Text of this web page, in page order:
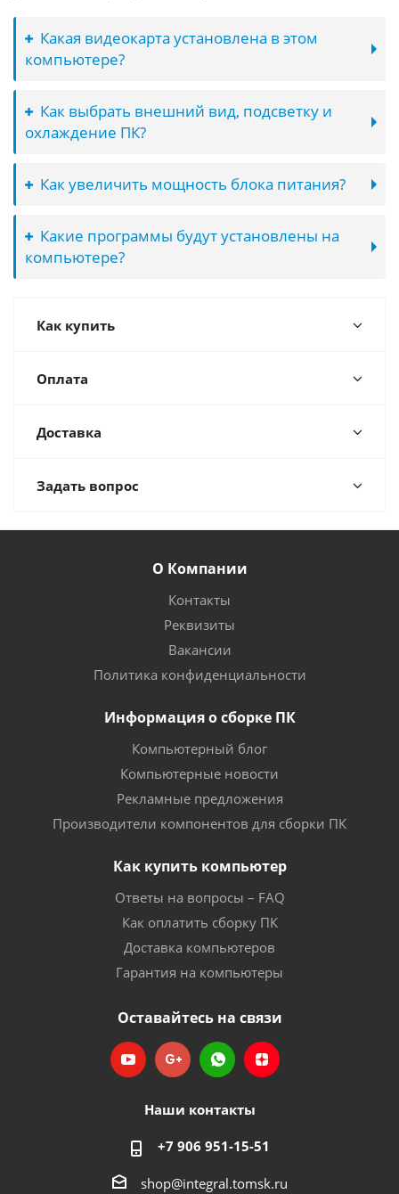
Какая видеокарта установлена в этом
компьютере?
Как выбрать внешний вид, подсветку и
охлаждение ПК?
Как увеличить мощность блока питания?
Какие программы будут установлены на
компьютере?
Как купить
Оплата
Доставка
Задать вопрос
О Компании
Контакты
Реквизиты
Вакансии
Политика конфиденциальности
Информация о сборке ПК
Компьютерный блог
Компьютерные новости
Рекламные предложения
Производители компонентов для сборки ПК
Как купить компьютер
Ответы на вопросы – FAQ
Как оплатить сборку ПК
Доставка компьютеров
Гарантия на компьютеры
Оставайтесь на связи
Наши контакты
+7 906 951-15-51
shop@integral.tomsk.ru